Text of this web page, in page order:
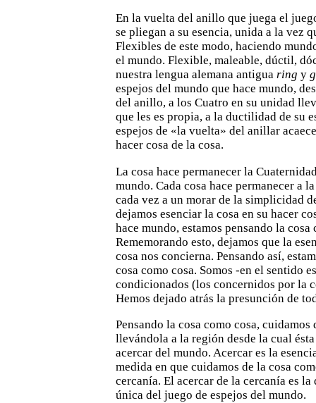
En la vuelta del anillo que juega el
se pliegan a su esencia, unida a la vez
Flexibles de este modo, haciendo
el mundo. Flexible, maleable, dúctil,
nuestra lengua alemana antigua ring y
espejos del mundo que hace mundo,
del anillo, a los Cuatro en su unidad
que les es propia, a la ductilidad de su
espejos de «la vuelta» del anillar
hacer cosa de la cosa.
La cosa hace permanecer la
mundo. Cada cosa hace permanecer a
cada vez a un morar de la simplicidad
dejamos esenciar la cosa en su hacer
hace mundo, estamos pensando la cosa
Rememorando esto, dejamos que la
cosa nos concierna. Pensando así,
cosa como cosa. Somos -en el sentido
condicionados (los concernidos por la
Hemos dejado atrás la presunción de
Pensando la cosa como cosa, cuidamos
llevándola a la región desde la cual
acercar del mundo. Acercar es la
medida en que cuidamos de la cosa
cercanía. El acercar de la cercanía es
única del juego de espejos del mundo.